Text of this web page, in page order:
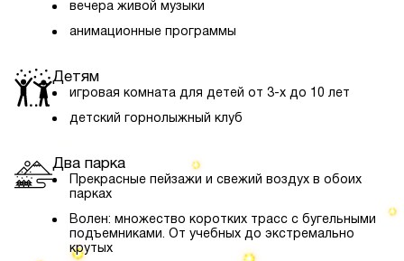
вечера живой музыки
анимационные программы
Детям
игровая комната для детей от 3-х до 10 лет
детский горнолыжный клуб
Два парка
Прекрасные пейзажи и свежий воздух в обоих
парках
Волен: множество коротких трасс с бугельными
подъемниками. От учебных до экстремально
крутых